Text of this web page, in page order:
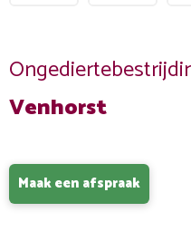
Venhorst
Maak een afspraak